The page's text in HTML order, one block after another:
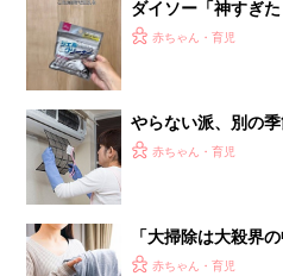
ダイソー「神すぎ
損」面倒な大掃除も
赤ちゃん・育児
やらない派、別の
【大掃除、やってま
赤ちゃん・育児
「大掃除は大殺界
とめて？」細木かお
赤ちゃん・育児